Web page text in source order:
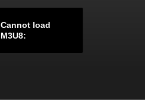
Cannot load
M3U8: